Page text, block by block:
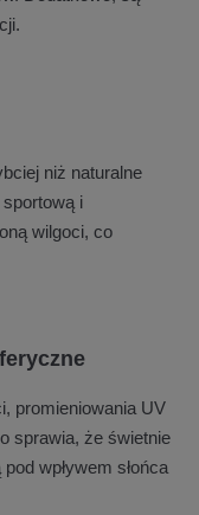
niż naturalne
i
wilgoci, co
promieniowania UV
sprawia, że świetnie
wpływem słońca